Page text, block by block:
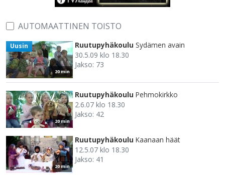
AUTOMAATTINEN TOISTO
20 min
Uusin Ruutupyhäkoulu Sydämen avain
30.5.09 klo 18.30
Jakso: 73
20 min
Ruutupyhäkoulu Pehmokirkko
2.6.07 klo 18.30
Jakso: 42
20 min
Ruutupyhäkoulu Kaanaan häät
12.5.07 klo 18.30
Jakso: 41